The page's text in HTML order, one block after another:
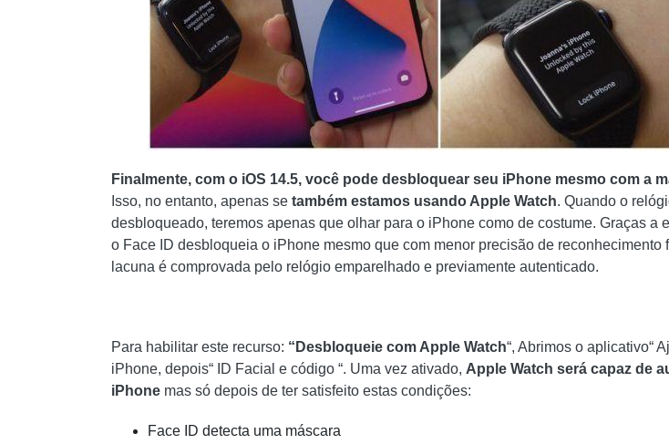
Finalmente, com o iOS 14.5, você pode desbloquear seu iPhone mesmo com a
Isso, no entanto, apenas se também estamos usando Apple Watch. Quando o
desbloqueado, teremos apenas que olhar para o iPhone como de costume. Graças a
o Face ID desbloqueia o iPhone mesmo que com menor precisão de reconhecimento
lacuna é comprovada pelo relógio emparelhado e previamente autenticado.
Para habilitar este recurso: “Desbloqueie com Apple Watch“, Abrimos o aplicativo“
iPhone, depois“ ID Facial e código “. Uma vez ativado, Apple Watch será capaz de
iPhone mas só depois de ter satisfeito estas condições:
Face ID detecta uma máscara